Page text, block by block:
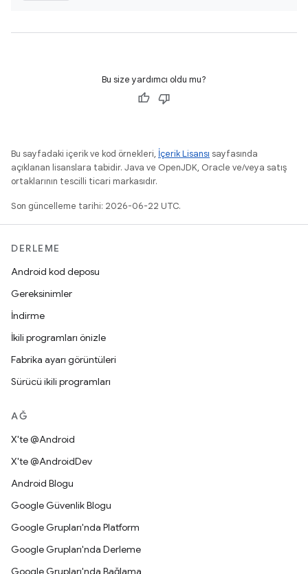
Bu size yardımcı oldu mu?
Bu sayfadaki içerik ve kod örnekleri, İçerik Lisansı sayfasında
açıklanan lisanslara tabidir. Java ve OpenJDK, Oracle ve/veya satış
ortaklarının tescilli ticari markasıdır.
Son güncelleme tarihi: 2026-06-22 UTC.
DERLEME
Android kod deposu
Gereksinimler
İndirme
İkili programları önizle
Fabrika ayarı görüntüleri
Sürücü ikili programları
AĞ
X'te @Android
X'te @AndroidDev
Android Blogu
Google Güvenlik Blogu
Google Grupları'nda Platform
Google Grupları'nda Derleme
Google Grupları'nda Bağlama